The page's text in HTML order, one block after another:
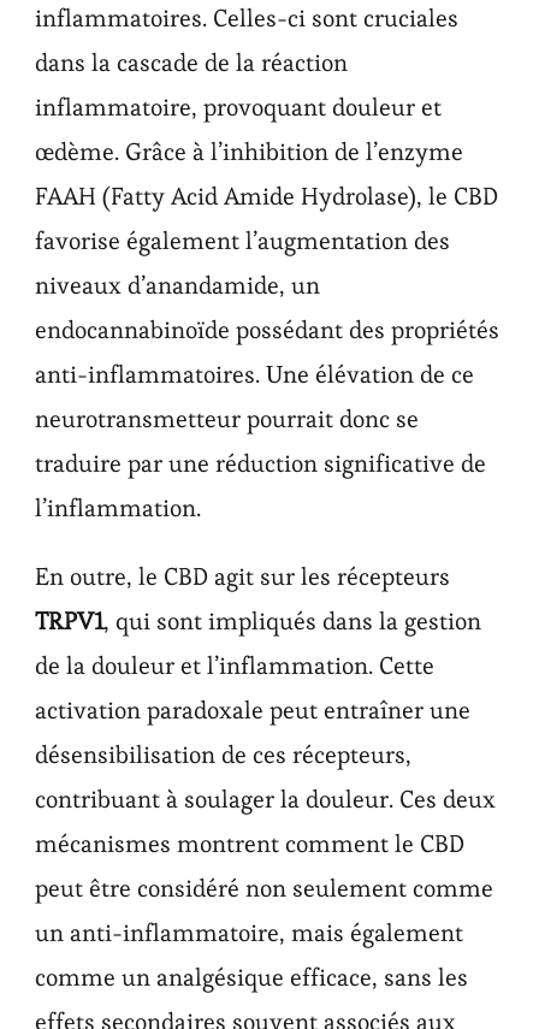
inflammatoires. Celles-ci sont cruciales
dans la cascade de la réaction
inflammatoire, provoquant douleur et
œdème. Grâce à l’inhibition de l’enzyme
FAAH (Fatty Acid Amide Hydrolase), le CBD
favorise également l’augmentation des
niveaux d’anandamide, un
endocannabinoïde possédant des propriétés
anti-inflammatoires. Une élévation de ce
neurotransmetteur pourrait donc se
traduire par une réduction significative de
l’inflammation.
En outre, le CBD agit sur les récepteurs
TRPV1, qui sont impliqués dans la gestion
de la douleur et l’inflammation. Cette
activation paradoxale peut entraîner une
désensibilisation de ces récepteurs,
contribuant à soulager la douleur. Ces deux
mécanismes montrent comment le CBD
peut être considéré non seulement comme
un anti-inflammatoire, mais également
comme un analgésique efficace, sans les
effets secondaires souvent associés aux